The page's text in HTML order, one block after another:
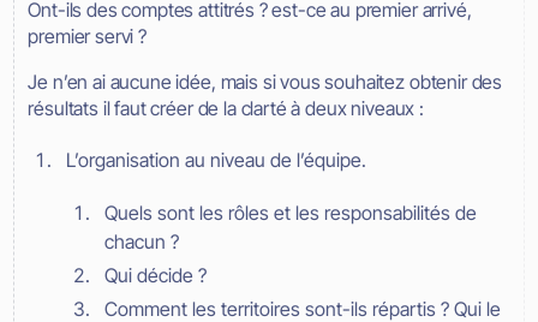
Ont-ils des comptes attitrés ? est-ce au premier arrivé,
premier servi ?
Je n’en ai aucune idée, mais si vous souhaitez obtenir des
résultats il faut créer de la clarté à deux niveaux :
L’organisation au niveau de l’équipe.
Quels sont les rôles et les responsabilités de
chacun ?
Qui décide ?
Comment les territoires sont-ils répartis ? Qui le